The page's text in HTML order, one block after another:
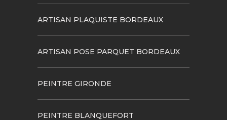
ARTISAN PLAQUISTE BORDEAUX
ARTISAN POSE PARQUET BORDEAUX
PEINTRE GIRONDE
PEINTRE BLANQUEFORT